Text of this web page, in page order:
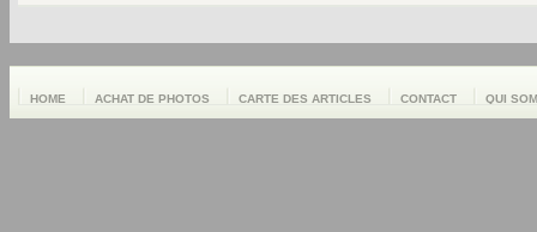
HOME ACHAT DE PHOTOS CARTE DES ARTICLES CONTACT QUI